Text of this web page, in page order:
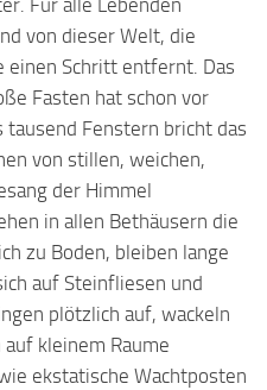
Für alle Lebenden
von dieser Welt, die
einen Schritt entfernt. Das
Fasten hat schon vor
Fenstern bricht das
von stillen, weichen,
der Himmel
in allen Bethäusern die
zu Boden, bleiben lange
auf Steinfliesen und
plötzlich auf, wackeln
kleinem Raume
ekstatische Wachtposten